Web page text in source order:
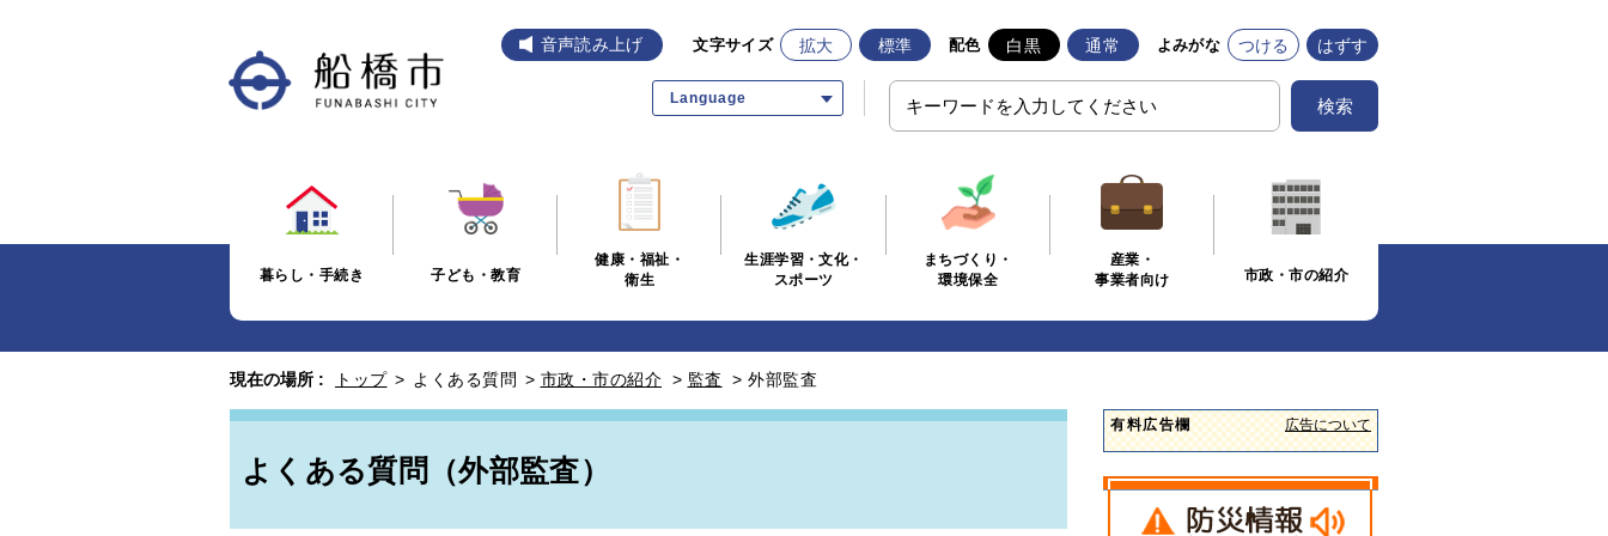
音声読み上げ 文字サイズ 拡大 標準 配色 白黒 通常 よみがな つける はずす
Language 検索
暮らし・手続き 子ども・教育
健康・福祉・
衛生
生涯学習・文化・
スポーツ
まちづくり・
環境保全
産業・
事業者向け
市政・市の紹介
現在の場所 : トップ > よくある質問 > 市政・市の紹介 > 監査 > 外部監査
よくある質問（外部監査）
有料広告欄 広告について